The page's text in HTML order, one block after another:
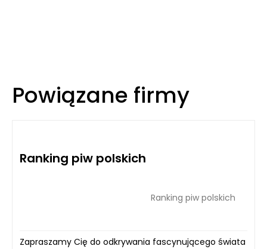
Powiązane firmy
Ranking piw polskich
Ranking piw polskich
Zapraszamy Cię do odkrywania fascynującego świata